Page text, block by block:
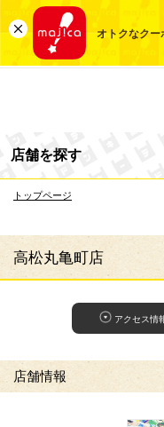
オトクなクー
店舗を探す
トップページ
高松丸亀町店
アクセス情
店舗情報